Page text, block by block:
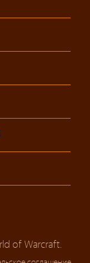
of Warcraft.